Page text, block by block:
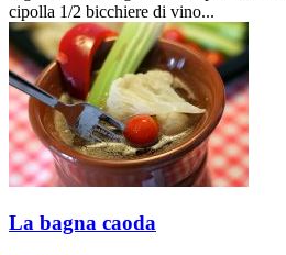
cipolla 1/2 bicchiere di vino...
La bagna caoda